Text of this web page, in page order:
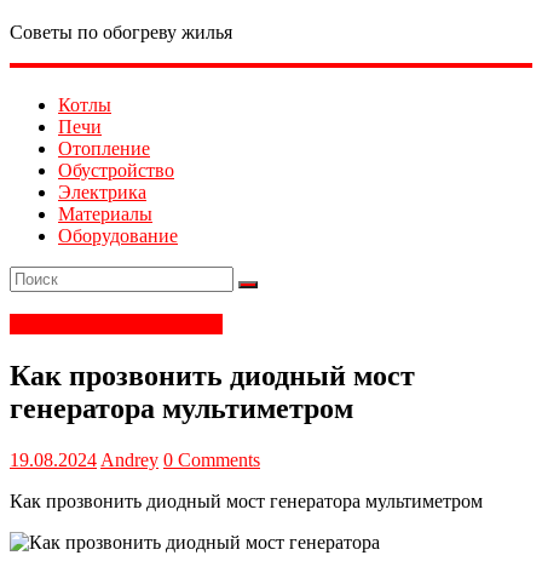
Советы по обогреву жилья
Котлы
Печи
Отопление
Обустройство
Электрика
Материалы
Оборудование
Как прозвонить диодный мост
генератора мультиметром
19.08.2024 Andrey 0 Comments
Как прозвонить диодный мост генератора мультиметром